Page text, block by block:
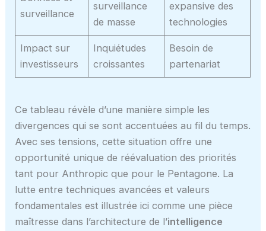
surveillance
surveillance
de masse
expansive des
technologies
Impact sur
investisseurs
Inquiétudes
croissantes
Besoin de
partenariat
Ce tableau révèle d’une manière simple les
divergences qui se sont accentuées au fil du temps.
Avec ses tensions, cette situation offre une
opportunité unique de réévaluation des priorités
tant pour Anthropic que pour le Pentagone. La
lutte entre techniques avancées et valeurs
fondamentales est illustrée ici comme une pièce
maîtresse dans l’architecture de l’intelligence